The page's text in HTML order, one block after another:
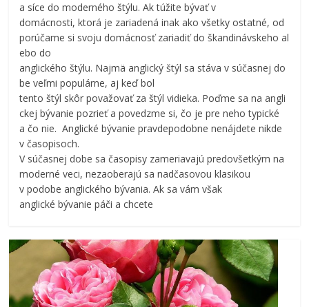
a síce do moderného štýlu. Ak túžite bývať v
domácnosti, ktorá je zariadená inak ako všetky ostatné, od
porúčame si svoju domácnosť zariadiť do škandinávskeho al
ebo do
anglického štýlu. Najmä anglický štýl sa stáva v súčasnej do
be veľmi populárne, aj keď bol
tento štýl skôr považovať za štýl vidieka. Poďme sa na angli
ckej bývanie pozrieť a povedzme si, čo je pre neho typické
a čo nie. Anglické bývanie pravdepodobne nenájdete nikde
v časopisoch.
V súčasnej dobe sa časopisy zameriavajú predovšetkým na
moderné veci, nezaoberajú sa nadčasovou klasikou
v podobe anglického bývania. Ak sa vám však
anglické bývanie páči a chcete